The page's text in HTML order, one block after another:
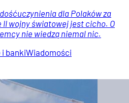
dla Polaków za
wojny światowej jest cicho. O
nie wiedzą niemal nic.
i bankiWiadomości